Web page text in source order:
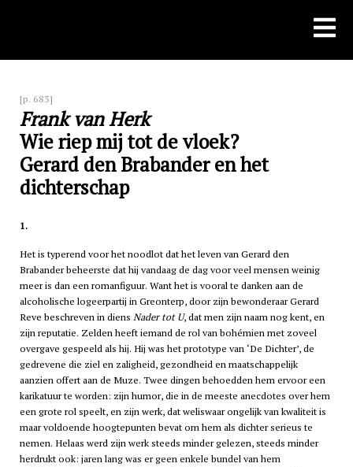
[p. 683]
Frank van Herk
Wie riep mij tot de vloek?
Gerard den Brabander en het
dichterschap
1.
Het is typerend voor het noodlot dat het leven van Gerard den
Brabander beheerste dat hij vandaag de dag voor veel mensen weinig
meer is dan een romanfiguur. Want het is vooral te danken aan de
alcoholische logeerpartij in Greonterp, door zijn bewonderaar Gerard
Reve beschreven in diens Nader tot U, dat men zijn naam nog kent, en
zijn reputatie. Zelden heeft iemand de rol van bohémien met zoveel
overgave gespeeld als hij. Hij was het prototype van ‘De Dichter’, de
gedrevene die ziel en zaligheid, gezondheid en maatschappelijk
aanzien offert aan de Muze. Twee dingen behoedden hem ervoor een
karikatuur te worden: zijn humor, die in de meeste anecdotes over hem
een grote rol speelt, en zijn werk, dat weliswaar ongelijk van kwaliteit is
maar voldoende hoogtepunten bevat om hem als dichter serieus te
nemen. Helaas werd zijn werk steeds minder gelezen, steeds minder
herdrukt ook: jaren lang was er geen enkele bundel van hem